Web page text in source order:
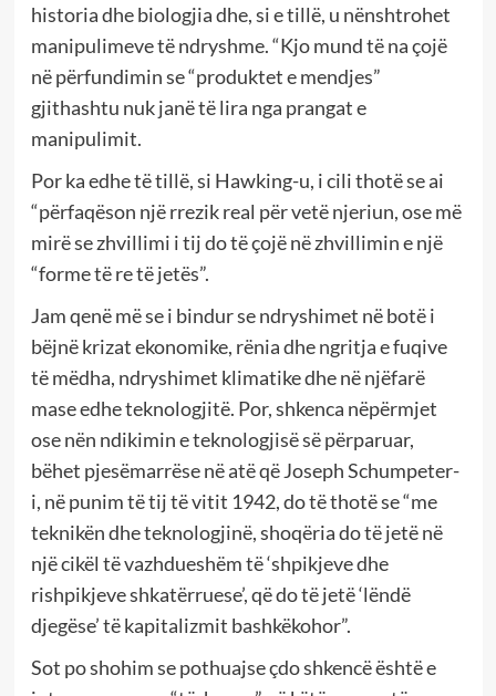
historia dhe biologjia dhe, si e tillë, u nënshtrohet
manipulimeve të ndryshme. “Kjo mund të na çojë
në përfundimin se “produktet e mendjes”
gjithashtu nuk janë të lira nga prangat e
manipulimit.
Por ka edhe të tillë, si Hawking-u, i cili thotë se ai
“përfaqëson një rrezik real për vetë njeriun, ose më
mirë se zhvillimi i tij do të çojë në zhvillimin e një
“forme të re të jetës”.
Jam qenë më se i bindur se ndryshimet në botë i
bëjnë krizat ekonomike, rënia dhe ngritja e fuqive
të mëdha, ndryshimet klimatike dhe në njëfarë
mase edhe teknologjitë. Por, shkenca nëpërmjet
ose nën ndikimin e teknologjisë së përparuar,
bëhet pjesëmarrëse në atë që Joseph Schumpeter-
i, në punim të tij të vitit 1942, do të thotë se “me
teknikën dhe teknologjinë, shoqëria do të jetë në
një cikël të vazhdueshëm të ‘shpikjeve dhe
rishpikjeve shkatërruese’, që do të jetë ‘lëndë
djegëse’ të kapitalizmit bashkëkohor”.
Sot po shohim se pothuajse çdo shkencë është e